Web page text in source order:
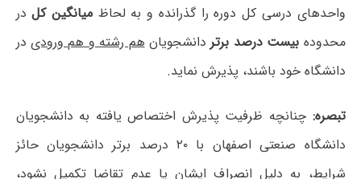
واحدهای درسی کل دوره را گذرانده و به لحاظمیانگین کلدر
محدوده بیست درصد برتردانشجویانهم رشته و هم ورودی در
دانشگاه خود باشند، پذیرش نماید.
تبصره: چنانچه ظرفیت پذیرش اختصاص یافته به دانشجویان
دانشگاه صنعتی اصفهان با ۲۰ درصد برتر دانشجویان حائز
شرایط، به دلیل انصراف ایشان یا عدم تقاضا تکمیل نشود،